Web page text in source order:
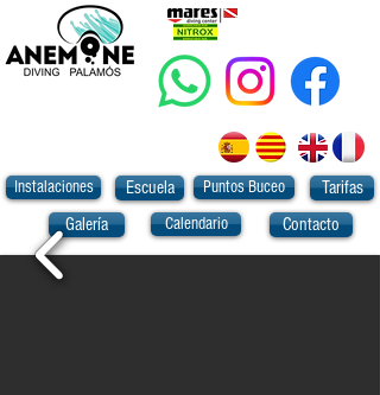
Instalaciones Escuela Puntos Buceo
Tarifas
Galería
Calendario Contacto